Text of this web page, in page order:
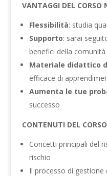
VANTAGGI DEL CORSO
Flessibilità: studia
Supporto: sarai
benefici della comunità
Materiale didattico
efficace di
Aumenta le tue
successo
CONTENUTI DEL CORSO
Concetti principali del
rischio
Il processo di gestione